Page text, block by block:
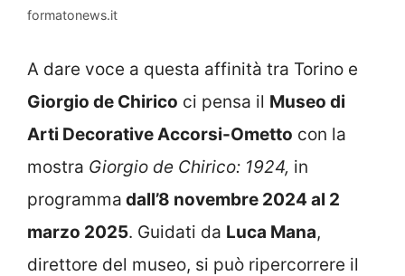
formatonews.it
A dare voce a questa affinità tra Torino e
Giorgio de Chirico ci pensa il Museo di
Arti Decorative Accorsi-Ometto con la
mostra Giorgio de Chirico: 1924, in
programma dall’8 novembre 2024 al 2
marzo 2025. Guidati da Luca Mana,
direttore del museo, si può ripercorrere il